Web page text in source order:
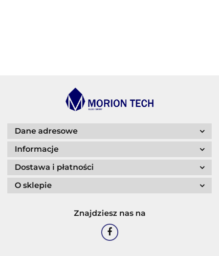
Dane adresowe
Informacje
Dostawa i płatności
O sklepie
Znajdziesz nas na